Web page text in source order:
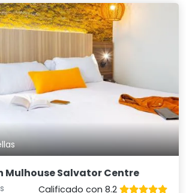
Mulhouse Salvator Centre
Calificado con 8.2